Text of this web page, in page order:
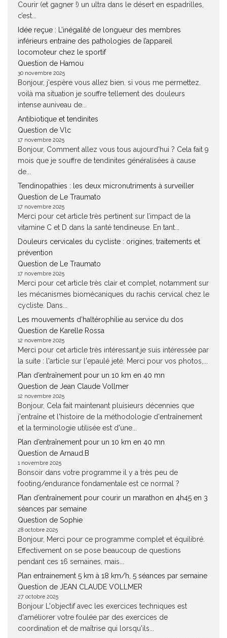
Courir (et gagner !) un ultra dans le désert en espadrilles,
c’est...
Idée reçue : L’inégalité de longueur des membres
inférieurs entraine des pathologies de l’appareil
locomoteur chez le sportif
Question de Hamou
30 novembre 2025
Bonjour, j'espère vous allez bien. si vous me permettez.
voilà ma situation je souffre tellement des douleurs
intense auniveau de...
Antibiotique et tendinites
Question de Vlc
17 novembre 2025
Bonjour, Comment allez vous tous aujourd'hui ? Cela fait 9
mois que je souffre de tendinites généralisées à cause
de...
Tendinopathies : les deux micronutriments à surveiller
Question de Le Traumato
17 novembre 2025
Merci pour cet article très pertinent sur l’impact de la
vitamine C et D dans la santé tendineuse. En tant...
Douleurs cervicales du cycliste : origines, traitements et
prévention
Question de Le Traumato
17 novembre 2025
Merci pour cet article très clair et complet, notamment sur
les mécanismes biomécaniques du rachis cervical chez le
cycliste. Dans...
Les mouvements d’haltérophilie au service du dos
Question de Karelle Rossa
12 novembre 2025
Merci pour cet article très intéressant.je suis intéressée par
la suite : l'article sur l'epaulé jeté. Merci pour vos photos,...
Plan d’entraînement pour un 10 km en 40 mn
Question de Jean Claude Vollmer
12 novembre 2025
Bonjour, Cela fait maintenant pluisieurs décennies que
j'entraîne et l'histoire de la méthodologie d'entraînement
et la terminologie utilisée est d'une...
Plan d’entraînement pour un 10 km en 40 mn
Question de Arnaud.B
1 novembre 2025
Bonsoir dans votre programme il y a très peu de
footing/endurance fondamentale est ce normal ?
Plan d’entraînement pour courir un marathon en 4h45 en 3
séances par semaine
Question de Sophie
28 octobre 2025
Bonjour, Merci pour ce programme complet et équilibré.
Effectivement on se pose beaucoup de questions
pendant ces 16 semaines, mais...
Plan entrainement 5 km à 18 km/h, 5 séances par semaine
Question de JEAN CLAUDE VOLLMER
27 octobre 2025
Bonjour L'objectif avec les exercices techniques est
d'améliorer votre foulée par des exercices de
coordination et de maîtrise qui lorsqu'ils...